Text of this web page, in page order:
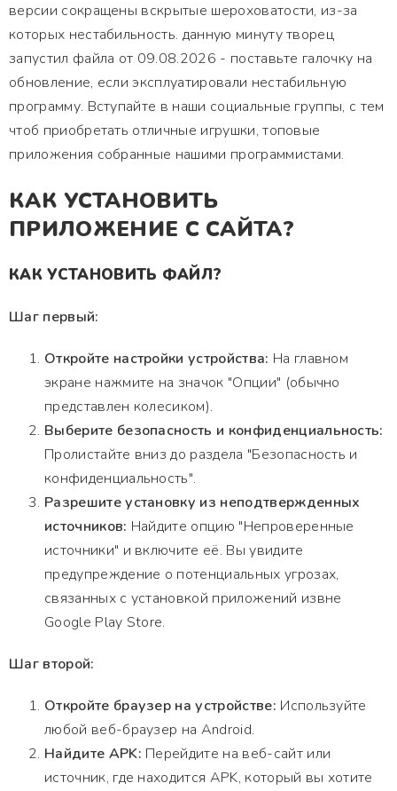
версии сокращены вскрытые шероховатости, из-за
которых нестабильность. данную минуту творец
запустил файла от 09.08.2026 - поставьте галочку на
обновление, если эксплуатировали нестабильную
программу. Вступайте в наши социальные группы, с тем
чтоб приобретать отличные игрушки, топовые
приложения собранные нашими программистами.
КАК УСТАНОВИТЬ
ПРИЛОЖЕНИЕ С САЙТА?
КАК УСТАНОВИТЬ ФАЙЛ?
Шаг первый:
Откройте настройки устройства: На главном
экране нажмите на значок "Опции" (обычно
представлен колесиком).
Выберите безопасность и конфиденциальность:
Пролистайте вниз до раздела "Безопасность и
конфиденциальность".
Разрешите установку из неподтвержденных
источников: Найдите опцию "Непроверенные
источники" и включите её. Вы увидите
предупреждение о потенциальных угрозах,
связанных с установкой приложений извне
Google Play Store.
Шаг второй:
Откройте браузер на устройстве: Используйте
любой веб-браузер на Android.
Найдите APK: Перейдите на веб-сайт или
источник, где находится APK, который вы хотите